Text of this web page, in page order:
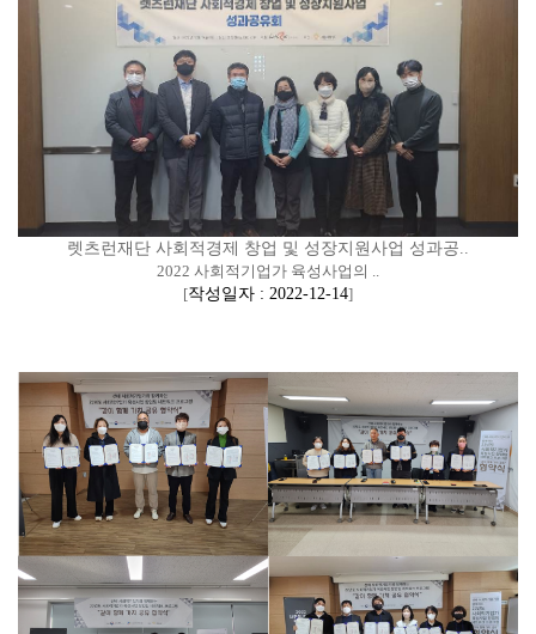
렛츠런재단 사회적경제 창업 및 성장지원사업 성과공..
2022 사회적기업가 육성사업의 ..
[작성일자 : 2022-12-14]